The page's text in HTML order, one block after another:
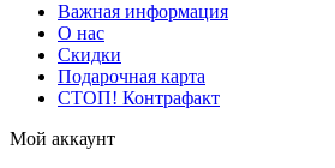
Важная информация
О нас
Скидки
Подарочная карта
СТОП! Контрафакт
Мой аккаунт